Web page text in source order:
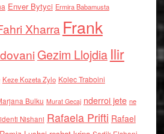
Enver Bytyci Ermira Babamusta
Xharra Frank
Gezim Llojdia Ilir
Keze Kozeta Zylo Kolec Traboini
Bulku Murat Gecaj nderroi jete ne
Nishani Rafaela Prifti Rafael